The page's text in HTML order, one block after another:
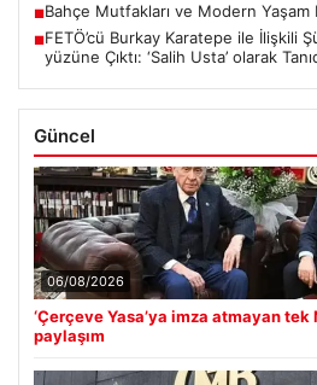
■Bahçe Mutfakları ve Modern Yaşam
■FETÖ’cü Burkay Karatepe ile İlişkili
yüzüne Çıktı: ‘Salih Usta’ olarak
Güncel
06/08/2026
‘Çerçeve Yasa’ya imza atmayan tek
paylaşım